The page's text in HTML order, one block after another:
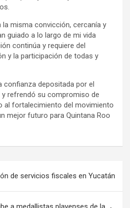
la misma convicción, cercanía y
guiado a lo largo de mi vida
continúa y requiere del
y la participación de todas y
confianza depositada por el
refrendó su compromiso de
al fortalecimiento del movimiento
mejor futuro para Quintana Roo
de servicios fiscales en Yucatán